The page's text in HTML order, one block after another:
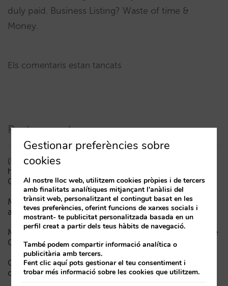
duly paid. Business Listing? Waste of time &
Money.
Els comentaris estan tancats
Posts recents
(ESP) ¿Puede un Mundial reducir las reservas
hoteleras? El caso de México durante la FIFA World
Cup 2026
Menys campanyes, més intel·ligents: manual IA per
actualitzar el màrqueting digital del teu hotel (part 1)
Madrid davant la Fórmula 1: aprenentatges del GP de
Catalunya i del GP de Ciutat de Mèxic per als hotels
Com apareix un hotel en els assistents d’IA: les tres
capes de visibilitat
Gestionar preferències sobre
cookies
Al nostre lloc web, utilitzem cookies pròpies i de tercers
amb finalitats analítiques mitjançant l'anàlisi del
trànsit web, personalitzant el contingut basat en les
teves preferències, oferint funcions de xarxes socials i
mostrant- te publicitat personalitzada basada en un
perfil creat a partir dels teus hàbits de navegació.
També podem compartir informació analítica o
publicitària amb tercers.
Fent clic aquí pots gestionar el teu consentiment i
trobar més informació sobre les cookies que utilitzem.